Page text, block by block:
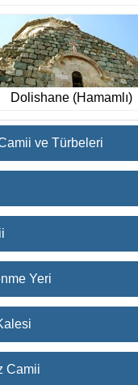
Dolishane (Hamamlı)
Kilisesi
ve Türbeleri
Yeri
Camii